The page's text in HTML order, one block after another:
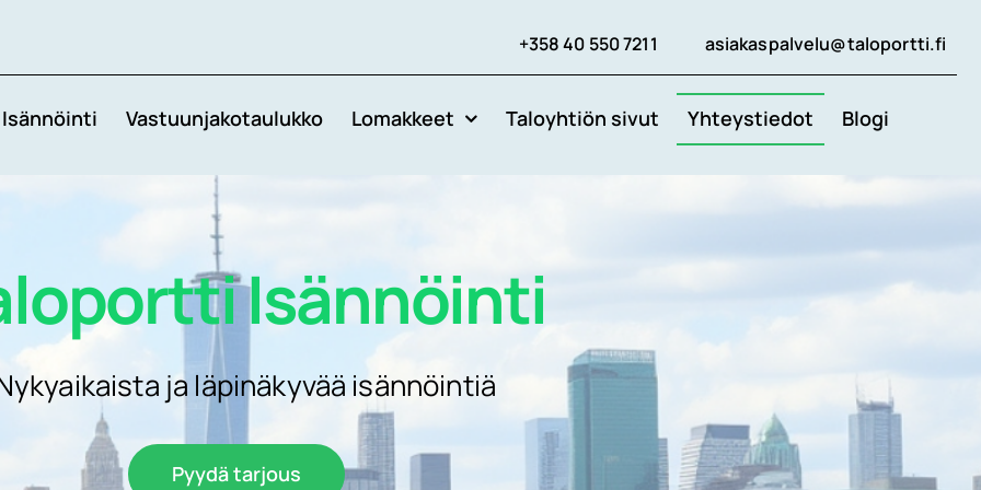
+358 40 550 7211 asiakaspalvelu@taloportti.fi
Isännöinti Vastuunjakotaulukko Lomakkeet Taloyhtiön sivut Yhteystiedot Blogi
Isännöinti
ja läpinäkyvää isännöintiä
Pyydä tarjous